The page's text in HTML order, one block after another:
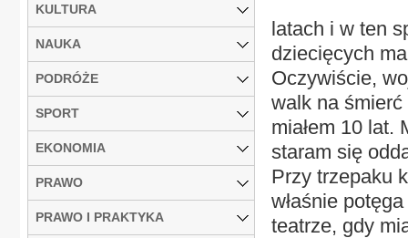
latach i w ten
dziecięcych
Oczywiście,
walk na
miałem 10 lat.
staram się
Przy trzepaku
właśnie
teatrze, gdy
KULTURA
NAUKA
PODRÓŻE
SPORT
EKONOMIA
PRAWO
PRAWO I PRAKTYKA